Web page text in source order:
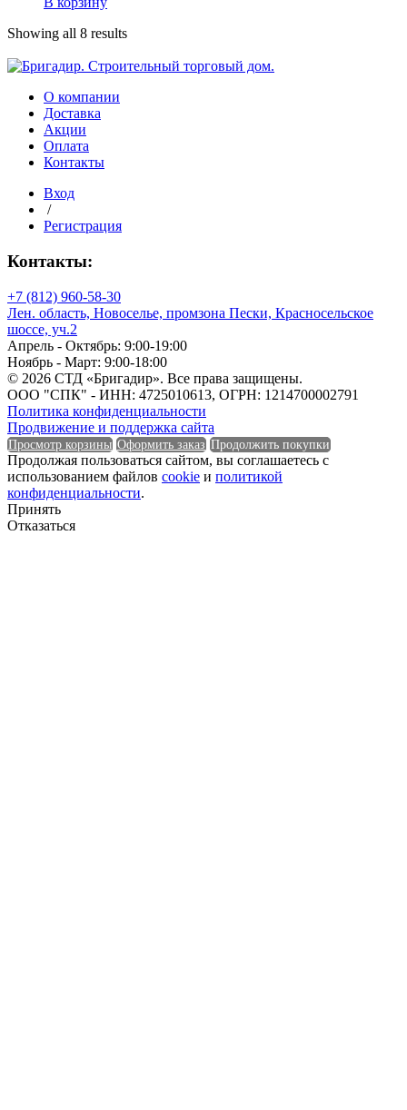
Марка по морозостойкости (F)
Марка по морозостойкости (F)
Марка стали
Мин. рабочая температура
Мин. рабочая температура
Наличие перфорации
Наличие перфорации
Хвойно-
березовые
брикеты
кг)
Showing all 8 results
О компании
Доставка
Акции
Оплата
Контакты
Вход
/
Регистрация
Контакты:
+7 (812) 960-58-30
Лен. область, Новоселье, промзона Пески, Красносельское
шоссе, уч.2
Апрель - Октябрь: 9:00-19:00
Ноябрь - Март: 9:00-18:00
© 2026 СТД «Бригадир». Все права защищены.
ООО "СПК" - ИНН: 4725010613, ОГРН: 1214700002791
Политика конфиденциальности
Продвижение и поддержка сайта
Просмотр корзины Оформить заказ Продолжить покупки
Продолжая пользоваться сайтом, вы соглашаетесь с
использованием файлов cookie и политикой
конфиденциальности.
Принять
Отказаться